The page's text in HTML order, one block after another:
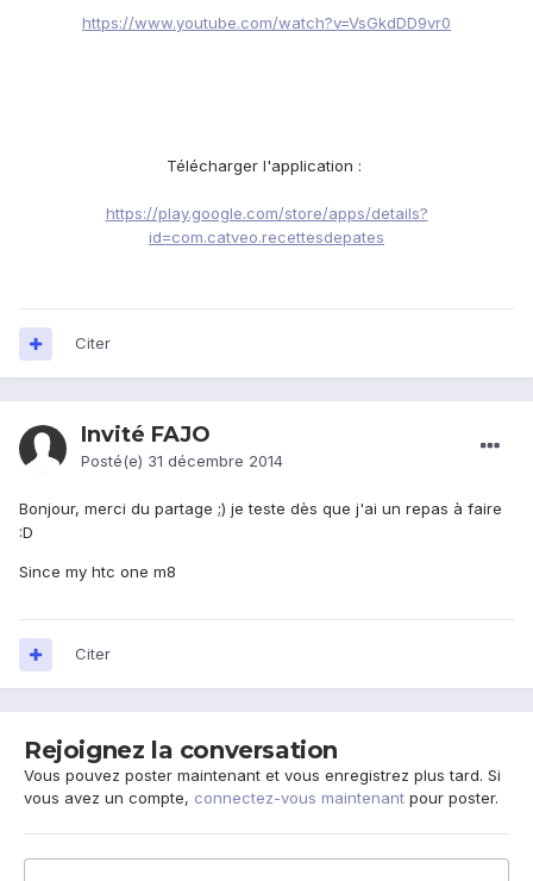
https://www.youtube.com/watch?v=VsGkdDD9vr0
Télécharger l'application :
https://play.google.com/store/apps/details?
id=com.catveo.recettesdepates
Citer
Invité FAJO
Posté(e) 31 décembre 2014
Bonjour, merci du partage ;) je teste dès que j'ai un repas à faire
:D
Since my htc one m8
Citer
Rejoignez la conversation
Vous pouvez poster maintenant et vous enregistrez plus tard. Si
vous avez un compte, connectez-vous maintenant pour poster.